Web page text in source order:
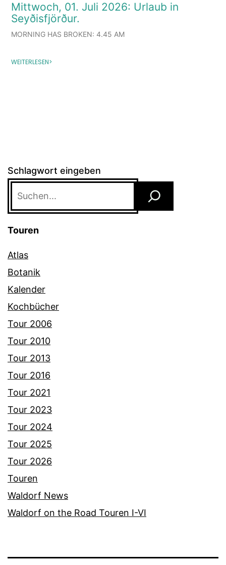
Mittwoch, 01. Juli 2026: Urlaub in
Seyðisfjörður.
MORNING HAS BROKEN: 4.45 AM
WEITERLESEN>
Schlagwort eingeben
Touren
Atlas
Botanik
Kalender
Kochbücher
Tour 2006
Tour 2010
Tour 2013
Tour 2016
Tour 2021
Tour 2023
Tour 2024
Tour 2025
Tour 2026
Touren
Waldorf News
Waldorf on the Road Touren I-VI